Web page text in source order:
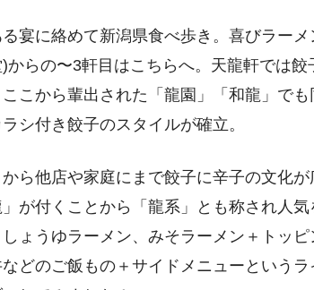
る宴に絡めて新潟県食べ歩き。喜びラー
からの〜3軒目はこちらへ。天龍軒では
こから輩出された「龍園」「和龍」で
シ付き餃子のスタイルが確立。
ら他店や家庭にまで餃子に辛子の文化
」が付くことから「龍系」とも称され人
しょうゆラーメン、みそラーメン＋トッ
どのご飯もの＋サイドメニューという